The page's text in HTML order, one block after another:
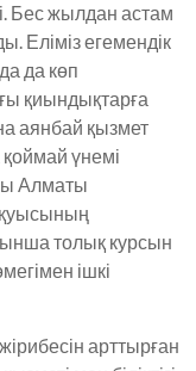
Бес жылдан астам
Еліміз егемендік
да көп
қиындықтарға
аянбай қызмет
қоймай үнемі
Алматы
қуысының
толық курсын
ішкі
арттырған